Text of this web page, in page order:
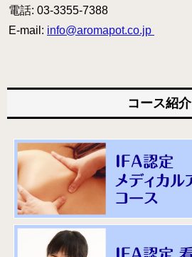
電話: 03-3355-7388
E-mail: info@aromapot.co.jp
コース紹介